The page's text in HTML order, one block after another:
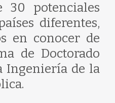
30 potenciales
diferentes,
en conocer de
de Doctorado
Ingeniería de la